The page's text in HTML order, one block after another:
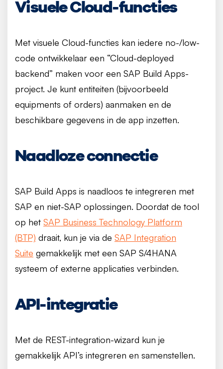
Visuele Cloud-functies
Met visuele Cloud-functies kan iedere no-/low-
code ontwikkelaar een “Cloud-deployed
backend” maken voor een SAP Build Apps-
project. Je kunt entiteiten (bijvoorbeeld
equipments of orders) aanmaken en de
beschikbare gegevens in de app inzetten.
Naadloze connectie
SAP Build Apps is naadloos te integreren met
SAP en niet-SAP oplossingen. Doordat de tool
op het SAP Business Technology Platform
(BTP) draait, kun je via de SAP Integration
Suite gemakkelijk met een SAP S/4HANA
systeem of externe applicaties verbinden.
API-integratie
Met de REST-integration-wizard kun je
gemakkelijk API’s integreren en samenstellen.